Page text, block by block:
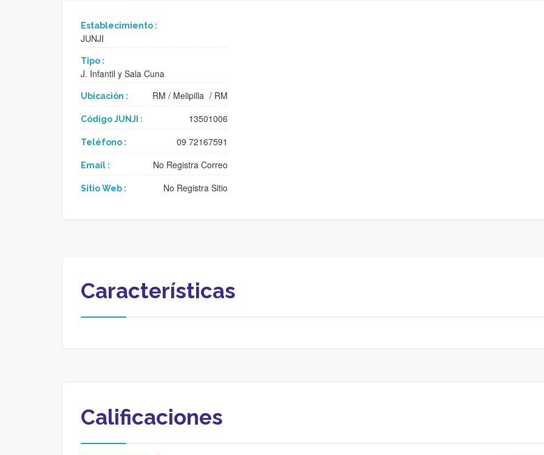
Establecimiento :
JUNJI
Tipo :
J. Infantil y Sala Cuna
Ubicación : RM / Melipilla / RM
Código JUNJI : 13501006
Teléfono : 09 72167591
Email : No Registra Correo
Sitio Web : No Registra Sitio
Características
Calificaciones